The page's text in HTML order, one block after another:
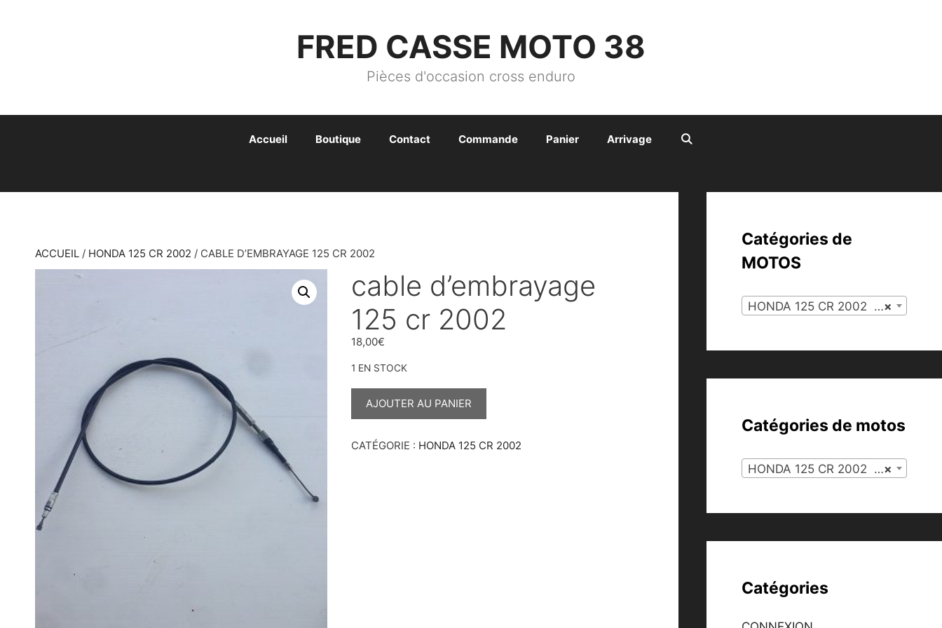
FRED CASSE MOTO 38
Pièces d'occasion cross enduro
Accueil Boutique Contact Commande Panier Arrivage
ACCUEIL / HONDA 125 CR 2002 / CABLE D’EMBRAYAGE 125 CR 2002
cable d’embrayage
125 cr 2002
18,00€
1 EN STOCK
QUANTITÉ
CR
AJOUTER AU PANIER
CATÉGORIE : HONDA 125 CR 2002
Catégories de
MOTOS
×
HONDA 125 CR 2002 (26)
Catégories de motos
×
HONDA 125 CR 2002 (26)
Catégories